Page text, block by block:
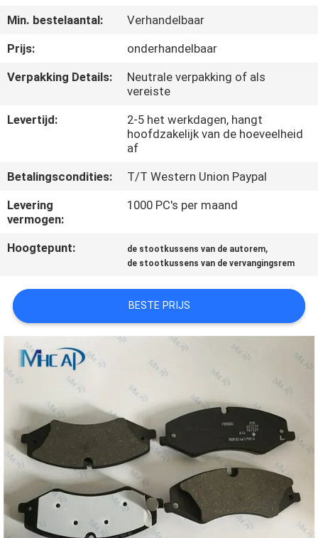
NEEM
CONTACT
OP
OM
CITAAT
SITEMAP
POLICY
Min. bestelaantal:
Verhandelbaar
Prijs:
onderhandelbaar
Verpakking Details:
Neutrale verpakking of als
vereiste
Levertijd:
2-5 het werkdagen, hangt
hoofdzakelijk van de hoeveelheid
af
Betalingscondities:
T/T Western Union Paypal
Levering
vermogen:
1000 PC's per maand
Hoogtepunt: de stootkussens van de autorem,
de stootkussens van de vervangingsrem
BESTE PRIJS